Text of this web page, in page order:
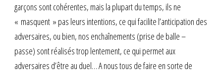
garçons sont cohérentes, mais la plupart du temps, ils ne
« masquent » pas leurs intentions, ce qui facilite l’anticipation des
adversaires, ou bien, nos enchaînements (prise de balle –
passe) sont réalisés trop lentement, ce qui permet aux
adversaires d’être au duel… A nous tous de faire en sorte de